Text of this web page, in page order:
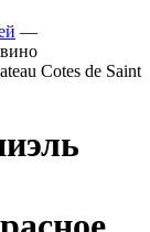
—
Cotes de Saint